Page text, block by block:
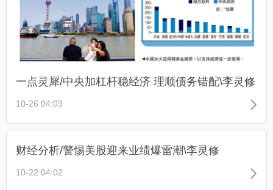
一点灵犀/中央加杠杆稳经济 理顺债务错配\李灵修
10-26 04:03
财经分析/警惕美股迎来业绩爆雷潮\李灵修
10-22 04:02